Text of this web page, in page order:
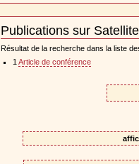
Publications sur
Document
Actions
Résultat de la recherche dans la liste
1 Article de conférence